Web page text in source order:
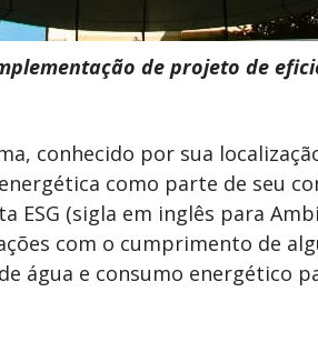
de projeto de
conhecido por sua
como parte de seu
ESG (sigla em inglês para
com o cumprimento de
água e consumo energético